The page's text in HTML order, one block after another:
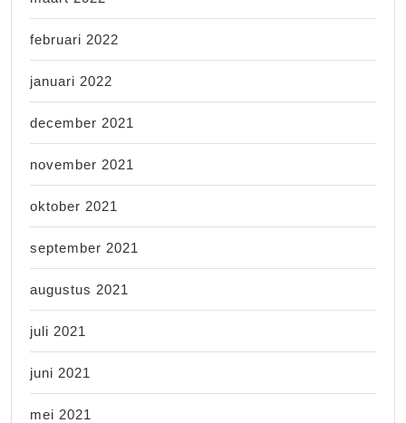
februari 2022
januari 2022
december 2021
november 2021
oktober 2021
september 2021
augustus 2021
juli 2021
juni 2021
mei 2021